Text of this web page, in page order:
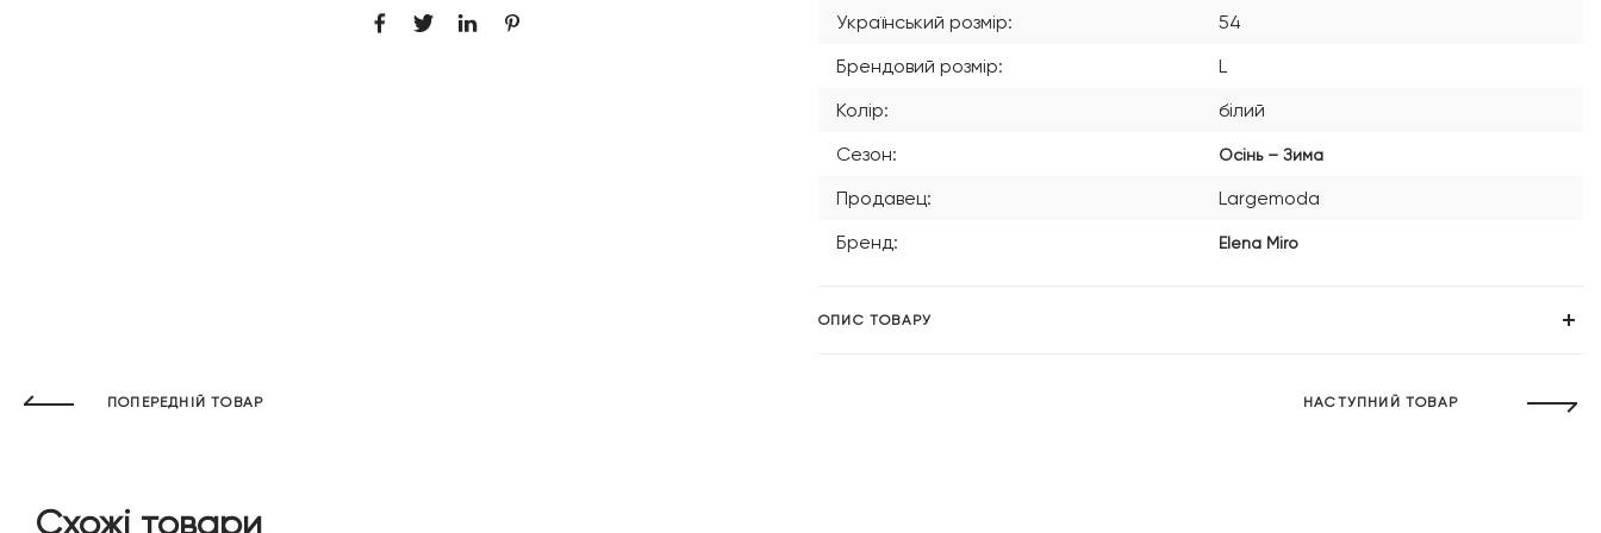
Український розмір:
54
Брендовий розмір:
L
Колір:
білий
Сезон:
Осінь – Зима
Продавец:
Largemoda
Бренд:
Elena Miro
ОПИС ТОВАРУ
ПОПЕРЕДНІЙ ТОВАР НАСТУПНИЙ ТОВАР
Схожі товари